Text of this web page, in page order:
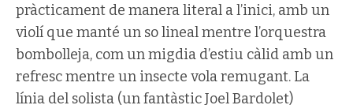
pràcticament de manera literal a l’inici, amb un
violí que manté un so lineal mentre l’orquestra
bombolleja, com un migdia d’estiu càlid amb un
refresc mentre un insecte vola remugant. La
línia del solista (un fantàstic Joel Bardolet)